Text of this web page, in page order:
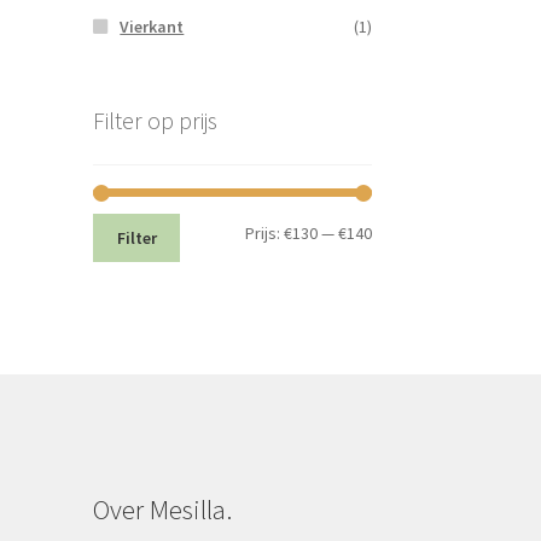
Vierkant (1)
Filter op prijs
Min.
Max.
Filter Prijs: €130—€140
Over Mesilla.